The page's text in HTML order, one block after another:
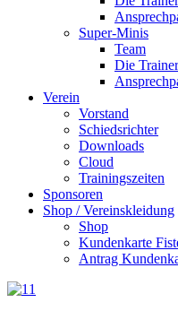
Super-Minis
Team
Die
Verein
Vorstand
Schiedsrichter
Downloads
Cloud
Trainingszeiten
Sponsoren
Shop / Vereinskleidung
Shop
Kundenkarte
Antrag